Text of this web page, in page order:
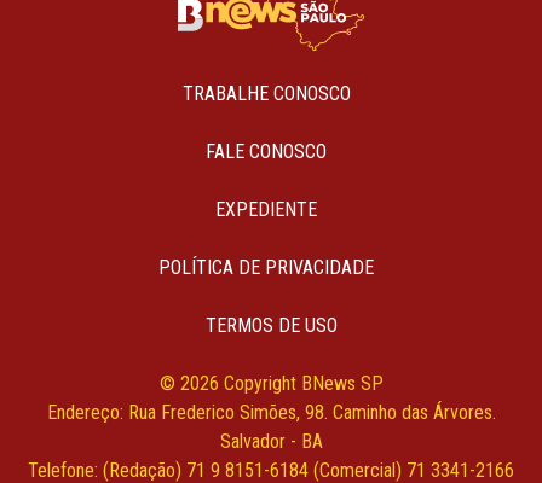
TRABALHE CONOSCO
FALE CONOSCO
EXPEDIENTE
POLÍTICA DE PRIVACIDADE
TERMOS DE USO
© 2026 Copyright BNews SP
Endereço: Rua Frederico Simões, 98. Caminho das Árvores.
Salvador - BA
Telefone: (Redação) 71 9 8151-6184 (Comercial) 71 3341-2166